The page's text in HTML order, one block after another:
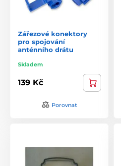
Zářezové konektory
pro spojování
anténního drátu
Skladem
139 Kč
Porovnat